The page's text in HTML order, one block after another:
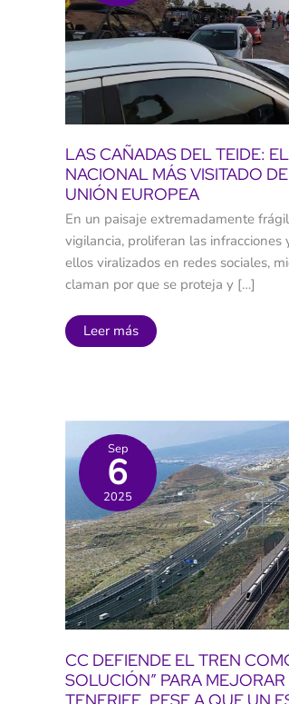
LAS CAÑADAS DEL TEIDE:
NACIONAL MÁS VISITADO
UNIÓN EUROPEA
En un paisaje extremadamente
vigilancia, proliferan las infracciones
ellos viralizados en redes sociales,
claman por que se proteja y […]
Las
Cañadas
Parque
Nacional
más
visitado
España
la
Unión
Europea
Leer más
Sep
6
2025
CC DEFIENDE EL TREN
SOLUCIÓN” PARA